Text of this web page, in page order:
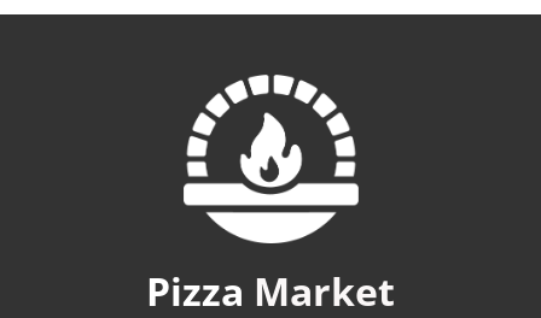
Pizza Market